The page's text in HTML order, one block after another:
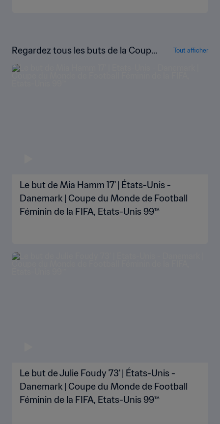
Regardez tous les buts de la Coupe
du Monde Féminine de la FIFA, État
s-Unis 1999™
Tout afficher
Le but de Mia Hamm 17' | États-Unis -
Danemark | Coupe du Monde de Football
Féminin de la FIFA, Etats-Unis 99™
Le but de Julie Foudy 73' | États-Unis -
Danemark | Coupe du Monde de Football
Féminin de la FIFA, Etats-Unis 99™